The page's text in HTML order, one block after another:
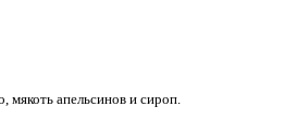
мякоть апельсинов и сироп.